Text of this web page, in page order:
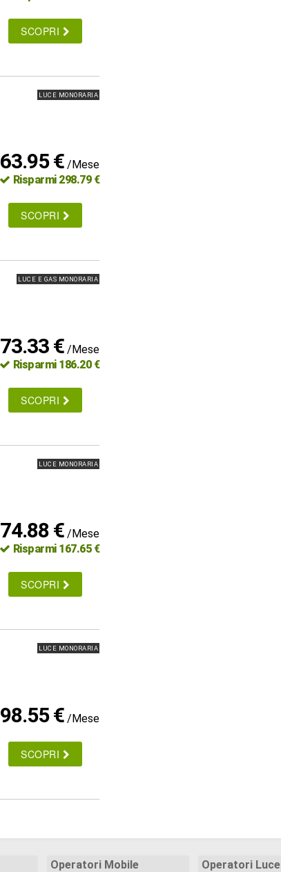
SCOPRI
LUCE MONORARIA
63.95 € /Mese
Risparmi 298.79 €
SCOPRI
LUCE E GAS MONORARIA
73.33 € /Mese
Risparmi 186.20 €
SCOPRI
LUCE MONORARIA
74.88 € /Mese
Risparmi 167.65 €
SCOPRI
LUCE MONORARIA
98.55 € /Mese
SCOPRI
Operatori Mobile Operatori Luce